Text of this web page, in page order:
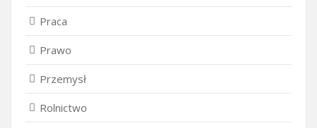
Praca
Prawo
Przemysł
Rolnictwo